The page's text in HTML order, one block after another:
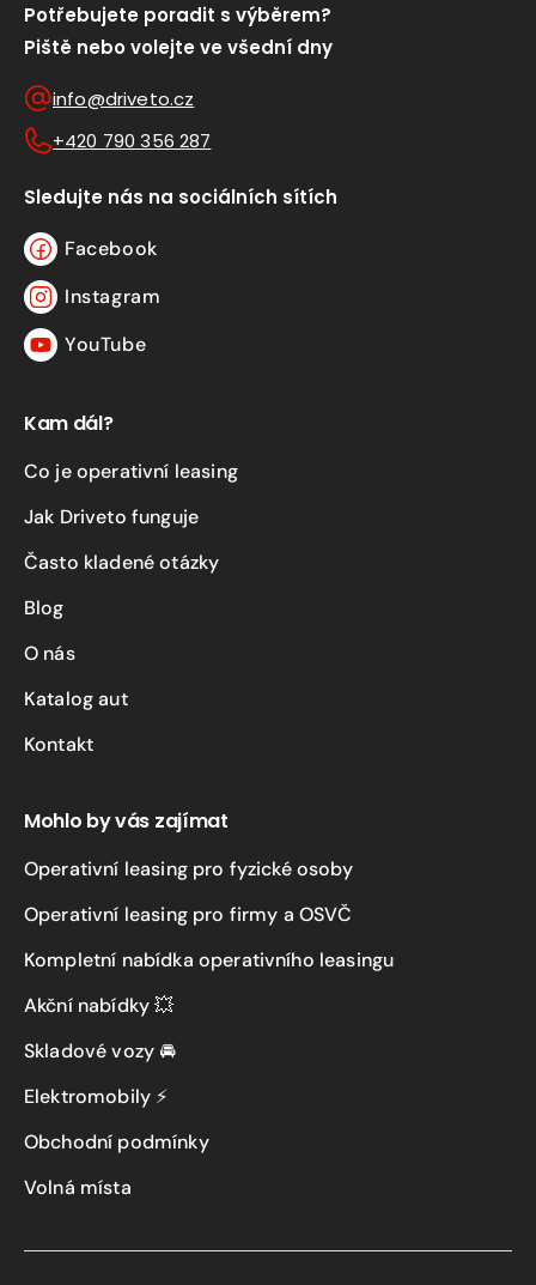
Potřebujete poradit s výběrem?
Piště nebo volejte ve všední dny
info@driveto.cz
+420 790 356 287
Sledujte nás na sociálních sítích
Facebook
Facebook
Instagram
Instagram
YouTubeYouTube
Kam dál?
Co je operativní leasing
Jak Driveto funguje
Často kladené otázky
Blog
O nás
Katalog aut
Kontakt
Mohlo by vás zajímat
Operativní leasing pro fyzické osoby
Operativní leasing pro firmy a OSVČ
Kompletní nabídka operativního leasingu
Akční nabídky 💥
Skladové vozy 🚘
Elektromobily ⚡
Obchodní podmínky
Volná místa